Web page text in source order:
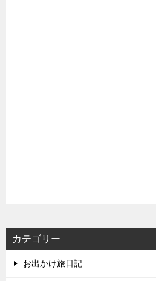
カテゴリー
お出かけ旅日記